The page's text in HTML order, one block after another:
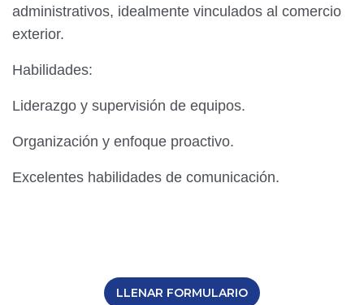
administrativos, idealmente vinculados al comercio
exterior.
Habilidades:
Liderazgo y supervisión de equipos.
Organización y enfoque proactivo.
Excelentes habilidades de comunicación.
LLENAR FORMULARIO